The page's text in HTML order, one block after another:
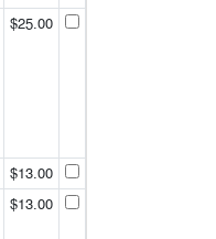
$25.00
$13.00
$13.00